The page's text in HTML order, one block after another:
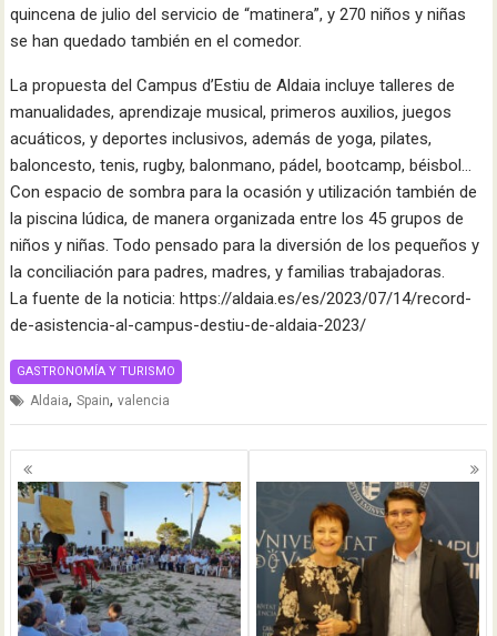
quincena de julio del servicio de “matinera”, y 270 niños y niñas
se han quedado también en el comedor.
La propuesta del Campus d’Estiu de Aldaia incluye talleres de
manualidades, aprendizaje musical, primeros auxilios, juegos
acuáticos, y deportes inclusivos, además de yoga, pilates,
baloncesto, tenis, rugby, balonmano, pádel, bootcamp, béisbol…
Con espacio de sombra para la ocasión y utilización también de
la piscina lúdica, de manera organizada entre los 45 grupos de
niños y niñas. Todo pensado para la diversión de los pequeños y
la conciliación para padres, madres, y familias trabajadoras.
La fuente de la noticia: https://aldaia.es/es/2023/07/14/record-
de-asistencia-al-campus-destiu-de-aldaia-2023/
GASTRONOMÍA Y TURISMO
Aldaia,Spain,valencia
Navegación
de
entradas